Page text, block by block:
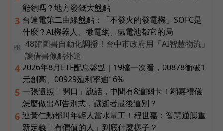
能領嗎？地方發錢大盤點
3 台達電第二曲線盤點：「不發火的發電機」SOFC是
什麼？AI機器人、微電網、氫電池都它的局
PR
48館圖書自動化調撥！台中市政府用「AI智慧物流」
讓借書像點外送
4 2026年8月ETF配息盤點｜19檔一次看，00878衝破1
元創高、00929殖利率逾16%
5 一張遺照「開口」說話，中間有8道關卡！翊嘉禮儀
怎麼做出AI告別式，讓逝者最後道別？
6 連黃仁勳都叫年輕人當水電工！程世嘉：智慧通膨重
新定義「有價值的人」到底什麼樣子？